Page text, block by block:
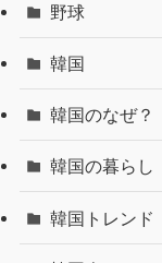
野球
韓国
韓国のなぜ？
韓国の暮らし
韓国トレンド